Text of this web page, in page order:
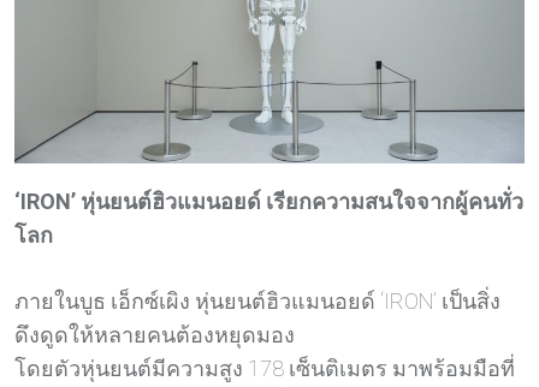
‘IRON’ หุ่นยนต์ฮิวแมนอยด์ เรียกความสนใจจากผู้คนทั่ว
โลก
ภายในบูธ เอ็กซ์เผิง หุ่นยนต์ฮิวแมนอยด์ ‘IRON’ เป็นสิ่ง
ดึงดูดให้หลายคนต้องหยุดมอง
โดยตัวหุ่นยนต์มีความสูง 178 เซ็นติเมตร มาพร้อมมือที่